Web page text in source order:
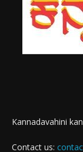
Kannadavahini
Contact us: